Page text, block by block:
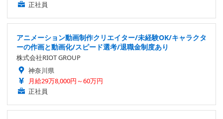
正社員
アニメーション動画制作クリエイター/未経験OK/キャラクタ
ーの作画と動画化/スピード選考/退職金制度あり
株式会社RIOT GROUP
神奈川県
月給29万8,000円～60万円
正社員